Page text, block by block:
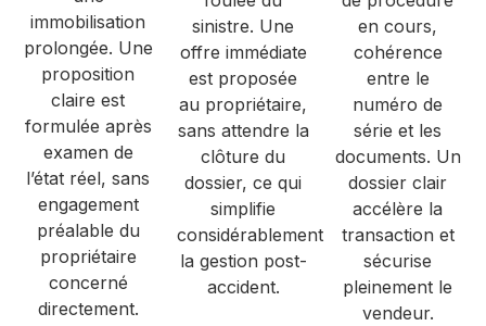
immobilisation
prolongée. Une
proposition
claire est
formulée après
examen de
l’état réel, sans
engagement
préalable du
propriétaire
concerné
directement.
sinistre. Une
offre immédiate
est proposée
au propriétaire,
sans attendre la
clôture du
dossier, ce qui
simplifie
considérablement
la gestion post-
accident.
en cours,
cohérence
entre le
numéro de
série et les
documents. Un
dossier clair
accélère la
transaction et
sécurise
pleinement le
vendeur.